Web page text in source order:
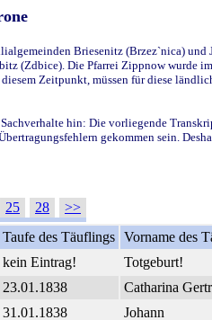
Briesenitz (Brzez`nica)
(Zdbice). Die Pfarrei Zippnow
Zeitpunkt, müssen für diese
hin: Die vorliegende
gekommen sein.
25 28
>>
Taufe des Täuflings Vorname des
kein Eintrag! Totgeburt!
23.01.1838 Catharina
31.01.1838 Johann